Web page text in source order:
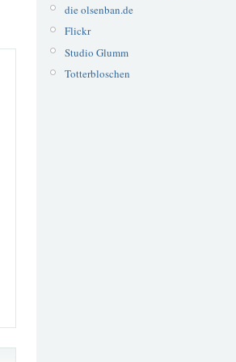
die olsenban.de
Flickr
Studio Glumm
Totterbloschen